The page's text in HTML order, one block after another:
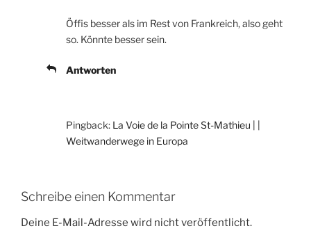
Öffis besser als im Rest von Frankreich, also geht
so. Könnte besser sein.
Antworten
Pingback: La Voie de la Pointe St-Mathieu | |
Weitwanderwege in Europa
Schreibe einen Kommentar
Deine E-Mail-Adresse wird nicht veröffentlicht.